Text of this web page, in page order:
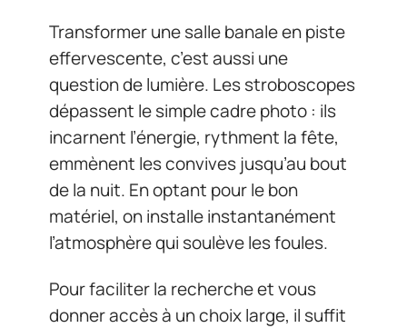
Transformer une salle banale en piste
effervescente, c’est aussi une
question de lumière. Les stroboscopes
dépassent le simple cadre photo : ils
incarnent l’énergie, rythment la fête,
emmènent les convives jusqu’au bout
de la nuit. En optant pour le bon
matériel, on installe instantanément
l’atmosphère qui soulève les foules.
Pour faciliter la recherche et vous
donner accès à un choix large, il suffit